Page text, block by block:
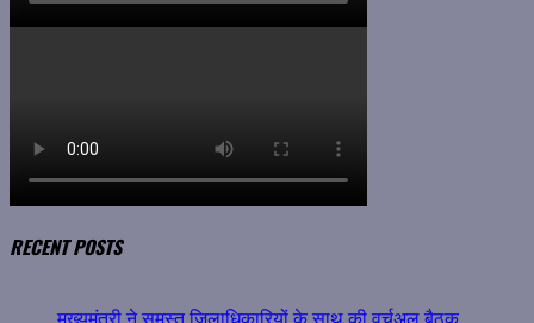
RECENT POSTS